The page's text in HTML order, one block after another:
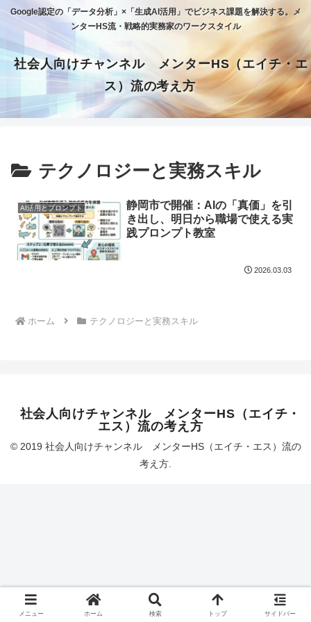
Google認定の「データ分析」×「生成AI活用」でビジネス課題を解決する。メ
ンターHS流・戦略的実務家のワークスタイル
社会人向けチャンネル メンターHS（エイチ・エ
ス）流の考え方
テクノロジーと実務スキル
AI活用とプロンプト
静岡市で開催：AIの「真価」を引
き出し、明日から職場で使える実
践プロンプト教室
2026.03.03
ホーム テクノロジーと実務スキル
社会人向けチャンネル メンターHS（エイチ・
エス）流の考え方
© 2019 社会人向けチャンネル メンターHS（エイチ・エス）流の
考え方.
メニュー ホーム 検索 トップ サイドバー